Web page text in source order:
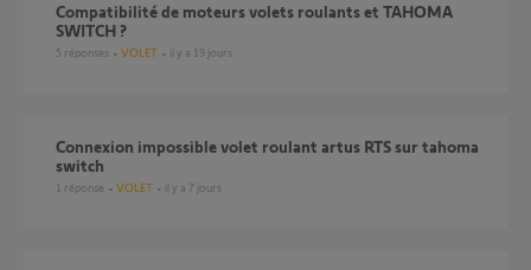
Compatibilité de moteurs volets roulants et TAHOMA
SWITCH ?
5 réponses VOLET il y a 19 jours
Connexion impossible volet roulant artus RTS sur tahoma
switch
1 réponse VOLET il y a 7 jours